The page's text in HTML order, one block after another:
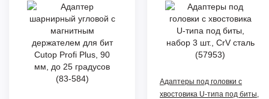
Адаптеры под головки с
хвостовика U-типа под биты,